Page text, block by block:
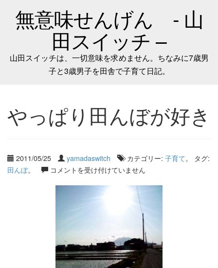
無意味せんげん - 山
田スイッチ –
山田スイッチは、一切意味を求めません。ちなみに7歳男
子と3歳男子を田舎で子育て日記。
やっぱり田んぼが好き
2011/05/25 yamadaswitch カテゴリー: 子育て。 タグ:
田んぼ。 コメントを受け付けていません